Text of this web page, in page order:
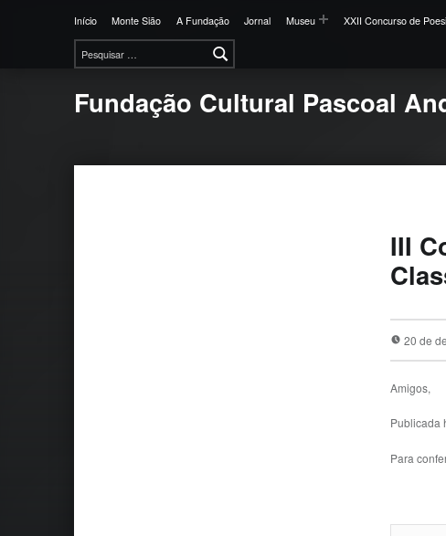
Pesquisar por:
Início Monte Sião A Fundação Jornal Museu XXII Concurso de
Fundação Cultural Pascoal
III
20 de
Amigos,
Publicada
Para